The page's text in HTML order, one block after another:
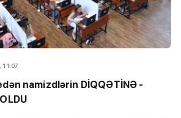
11:07
namizdlərin DİQQƏTİNƏ -